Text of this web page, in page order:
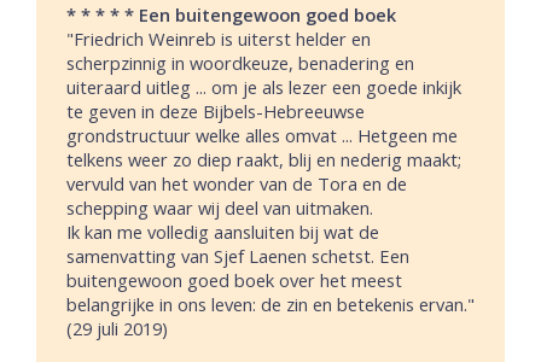
* * * * * Een buitengewoon goed boek
"Friedrich Weinreb is uiterst helder en
scherpzinnig in woordkeuze, benadering en
uiteraard uitleg ... om je als lezer een goede inkijk
te geven in deze Bijbels-Hebreeuwse
grondstructuur welke alles omvat ... Hetgeen me
telkens weer zo diep raakt, blij en nederig maakt;
vervuld van het wonder van de Tora en de
schepping waar wij deel van uitmaken.
Ik kan me volledig aansluiten bij wat de
samenvatting van Sjef Laenen schetst. Een
buitengewoon goed boek over het meest
belangrijke in ons leven: de zin en betekenis ervan."
(29 juli 2019)